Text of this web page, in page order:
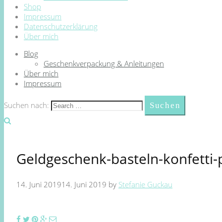
Shop
Impressum
Datenschutzerklärung
Über mich
Blog
Geschenkverpackung & Anleitungen
Über mich
Impressum
Suchen nach:
Geldgeschenk-basteln-
14. Juni 201914. Juni 2019 by Stefanie Guckau